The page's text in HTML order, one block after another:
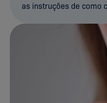
as instruções de como